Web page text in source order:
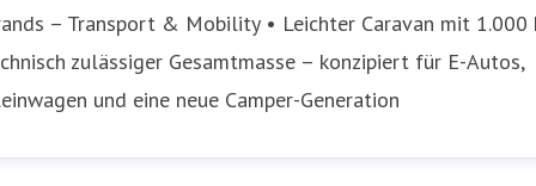
– Transport & Mobility • Leichter Caravan mit 1.000
zulässiger Gesamtmasse – konzipiert für E-Autos,
und eine neue Camper-Generation